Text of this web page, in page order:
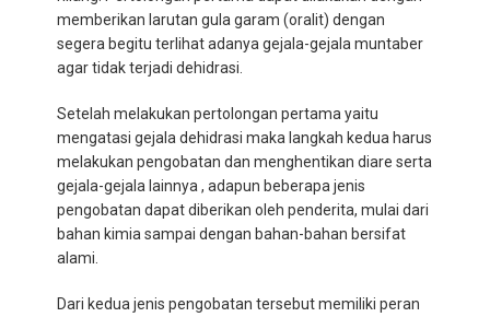
memberikan larutan gula garam (oralit) dengan
segera begitu terlihat adanya gejala-gejala muntaber
agar tidak terjadi dehidrasi.
Setelah melakukan pertolongan pertama yaitu
mengatasi gejala dehidrasi maka langkah kedua harus
melakukan pengobatan dan menghentikan diare serta
gejala-gejala lainnya , adapun beberapa jenis
pengobatan dapat diberikan oleh penderita, mulai dari
bahan kimia sampai dengan bahan-bahan bersifat
alami.
Dari kedua jenis pengobatan tersebut memiliki peran